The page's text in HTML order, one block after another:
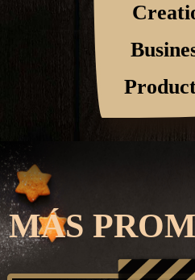
MÁS